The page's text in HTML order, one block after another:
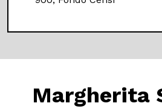
Margherita